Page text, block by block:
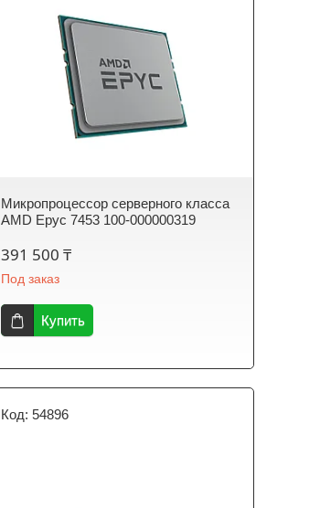
Микропроцессор серверного класса
AMD Epyc 7453 100-000000319
391 500 ₸
Под заказ
Купить
54896